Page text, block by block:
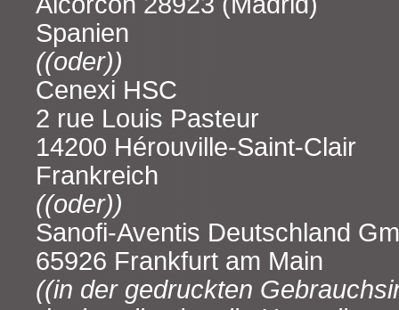
Spanien
((oder))
Cenexi HSC
2 rue Louis Pasteur
14200 Hérouville-Saint-Clair
Frankreich
((oder))
Sanofi-Aventis Deutschland
65926 Frankfurt am Main
((in der gedruckten